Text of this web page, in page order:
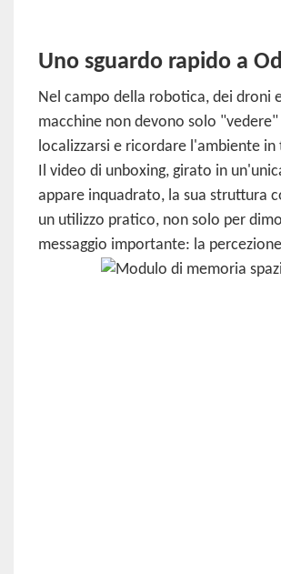
Uno sguardo rapido a
Nel campo della robotica, dei droni
macchine non devono solo
localizzarsi e ricordare l'ambiente in
Il video di unboxing, girato in
appare inquadrato, la sua struttura
un utilizzo pratico, non solo per
messaggio importante: la